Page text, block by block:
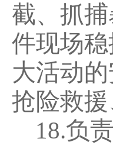
截、抓
件现场
大活动
抢险救
18.负